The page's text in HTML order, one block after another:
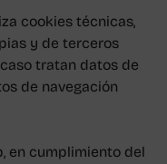
cookies técnicas,
y de terceros
tratan datos de
de navegación
en cumplimiento del